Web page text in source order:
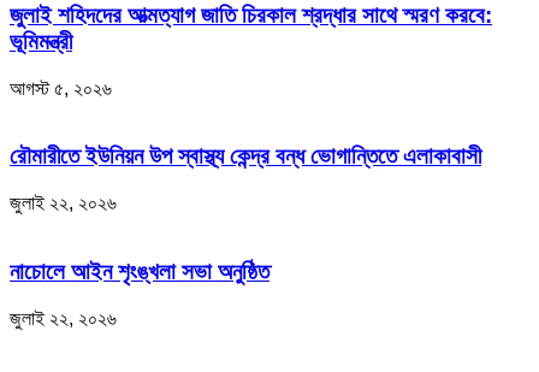
জুলাই শহিদদের আত্মত্যাগ জাতি চিরকাল শ্রদ্ধার সাথে স্মরণ করবে:
ভূমিমন্ত্রী
আগস্ট ৫, ২০২৬
রৌমারীতে ইউনিয়ন উপ স্বাস্থ্য কেন্দ্র বন্ধ ভোগান্তিতে এলাকাবাসী
জুলাই ২২, ২০২৬
নাচোলে আইন শৃংঙ্খলা সভা অনুষ্ঠিত
জুলাই ২২, ২০২৬